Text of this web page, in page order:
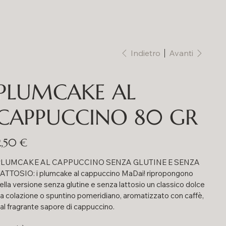
Indietro Avanti
AL
80 GR
€
AL CAPPUCCINO SENZA GLUTINE E SENZA
i plumcake al cappuccino MaDai! ripropongono
versione senza glutine e senza lattosio un classico dolce
colazione o spuntino pomeridiano, aromatizzato con caffè,
fragrante sapore di cappuccino.